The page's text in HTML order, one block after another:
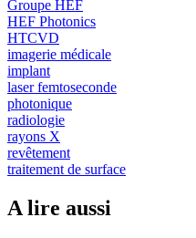
Groupe HEF
HEF Photonics
HTCVD
imagerie médicale
implant
laser femtoseconde
photonique
radiologie
rayons X
revêtement
traitement de surface
A lire aussi